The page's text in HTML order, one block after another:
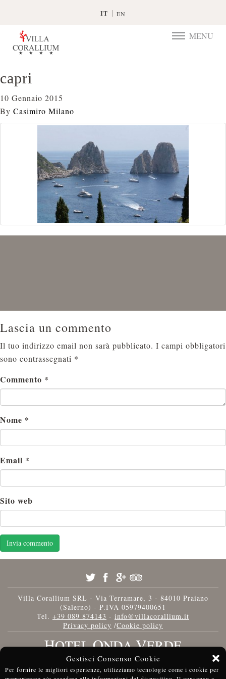
Gestisci Consenso Cookie
Per fornire le migliori esperienze, utilizziamo tecnologie come i cookie per
IT EN
TOGGLE
MENU
capri
10 Gennaio 2015
By Casimiro Milano
Lascia un commento
Il tuo indirizzo email non sarà pubblicato. I campi obbligatori
sono contrassegnati *
Commento *
Nome *
Email *
Sito web
Villa Corallium SRL - Via Terramare, 3 - 84010 Praiano
(Salerno) - P.IVA 05979400651
Tel. +39 089 874143 - info@villacorallium.it
Privacy policy /Cookie policy